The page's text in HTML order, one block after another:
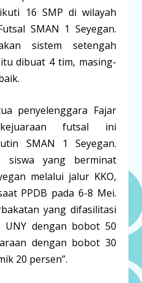
16 SMP di wilayah
SMAN 1 Seyegan.
sistem setengah
dibuat 4 tim, masing-
penyelenggara Fajar
futsal ini
SMAN 1 Seyegan.
siswa yang berminat
melalui jalur KKO,
PPDB pada 6-8 Mei.
yang difasilitasi
UNY dengan bobot 50
dengan bobot 30
20 persen”.